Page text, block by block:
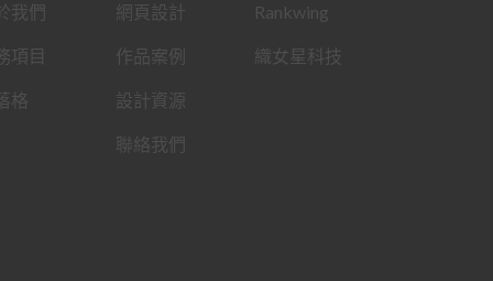
我們
項目
格
網頁設計
作品案例
設計資源
聯絡我們
Rankwing
織女星科技